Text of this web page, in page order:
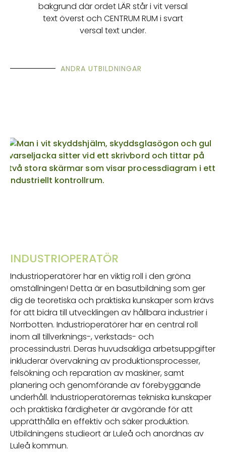
ANDRA UTBILDNINGAR
INDUSTRIOPERATÖR
Industrioperatörer har en viktig roll i den gröna
omställningen! Detta är en basutbildning som ger
dig de teoretiska och praktiska kunskaper som krävs
för att bidra till utvecklingen av hållbara industrier i
Norrbotten. Industrioperatörer har en central roll
inom all tillverknings-, verkstads- och
processindustri. Deras huvudsakliga arbetsuppgifter
inkluderar övervakning av produktionsprocesser,
felsökning och reparation av maskiner, samt
planering och genomförande av förebyggande
underhåll. Industrioperatörernas tekniska kunskaper
och praktiska färdigheter är avgörande för att
upprätthålla en effektiv och säker produktion.
Utbildningens studieort är Luleå och anordnas av
Luleå kommun.